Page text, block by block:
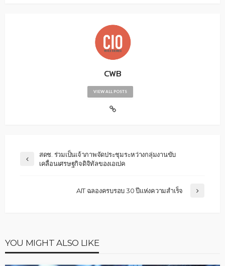
CWB
VIEW ALL POSTS
สดช. ร่วมเป็นเจ้าภาพจัดประชุมระหว่างกลุ่มงานขับ
เคลื่อนเศรษฐกิจดิจิทัลของเอเปค
AIT ฉลองครบรอบ 30 ปีแห่งความสำเร็จ
YOU MIGHT ALSO LIKE